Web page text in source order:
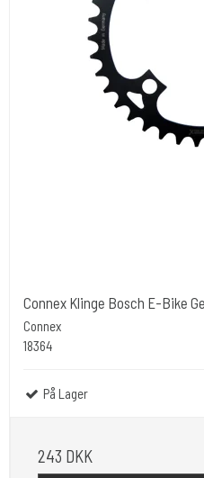
Connex Klinge Bosch E-Bike
Connex
18364
På Lager
243 DKK